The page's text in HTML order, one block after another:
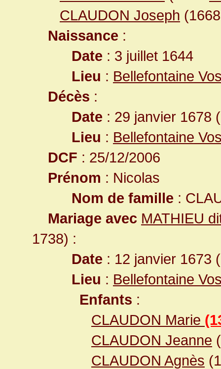
CLAUDON Joseph
Naissance :
Date : 3 juillet 1644
Lieu : Bellefontaine
Décès :
Date : 29 janvier 1678
Lieu : Bellefontaine
DCF : 25/12/2006
Prénom : Nicolas
Nom de famille :
Mariage avec MATHIEU
1738) :
Date : 12 janvier 1673
Lieu : Bellefontaine
Enfants :
CLAUDON Marie
CLAUDON Jeanne
CLAUDON Agnès